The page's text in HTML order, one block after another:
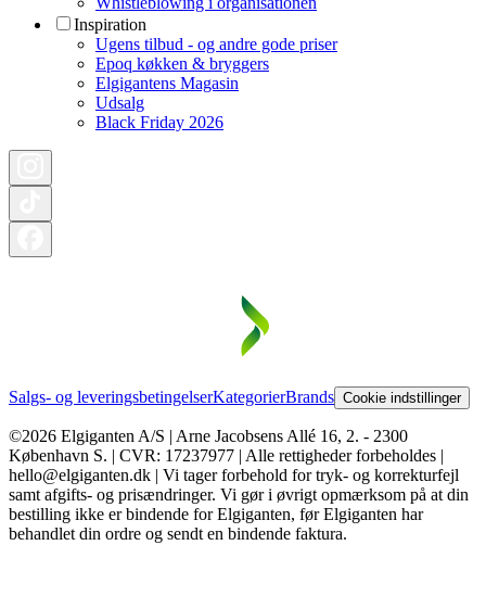
Inspiration
Ugens tilbud - og andre gode priser
Epoq køkken & bryggers
Elgigantens Magasin
Udsalg
Black Friday 2026
Salgs- og leveringsbetingelserKategorierBrands Cookie indstillinger
©2026 Elgiganten A/S | Arne Jacobsens Allé 16, 2. - 2300
København S. | CVR: 17237977 | Alle rettigheder forbeholdes |
hello@elgiganten.dk | Vi tager forbehold for tryk- og korrekturfejl
samt afgifts- og prisændringer. Vi gør i øvrigt opmærksom på at din
bestilling ikke er bindende for Elgiganten, før Elgiganten har
behandlet din ordre og sendt en bindende faktura.